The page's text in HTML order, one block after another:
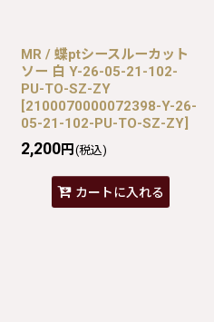
MR / 蝶ptシースルーカット
ソー 白 Y-26-05-21-102-
PU-TO-SZ-ZY
[2100070000072398-Y-26-
05-21-102-PU-TO-SZ-ZY]
2,200円 (税込)
カートに入れる